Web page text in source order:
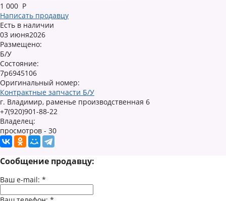
1 000 Р
Написать продавцу
Есть в наличии
03 июня2026
Размещено:
Б/У
Состояние:
7p6945106
Оригинальный номер:
Контрактные запчасти Б/У
г. Владимир, раменье производственная 6
+7(920)901-88-22
Владелец:
просмотров - 30
Сообщение продавцу:
Ваш e-mail: *